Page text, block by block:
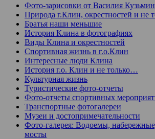
Фото-зарисовки от Василия
Природа г.Клин, окрестностей и не
Братья наши меньшие
История Клина в фотографиях
Виды Клина и окрестностей
Спортивная жизнь в г.о.Клин
Интересные люди Клина
История г.о. Клин и не только…
Культурная жизнь
Туристические фото-отчеты
Фото-отчеты спортивных
Транспортные фотогалереи
Музеи и достопримечательности
Фото-галерея: Водоемы,
мосты